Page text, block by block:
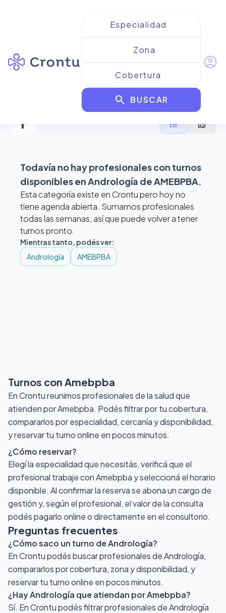
search BUSCAR
account_circle
Resultados paraAndrología
de AMEBPBA
filter_alt format_list_bulleted map
Todavía no hay profesionales con turnos
disponibles enAndrología de AMEBPBA.
Esta categoría existe en Crontu pero hoy no
tiene agenda abierta. Sumamos profesionales
todas las semanas, así que puede volver a tener
turnos pronto.
Mientras tanto, podés ver:
Andrología
AMEBPBA
Turnos con Amebpba
En Crontu reunimos profesionales de la salud que
atienden por Amebpba. Podés filtrar por tu cobertura,
compararlos por especialidad, cercanía y disponibilidad,
y reservar tu turno online en pocos minutos.
¿Cómo reservar?
Elegí la especialidad que necesitás, verificá que el
profesional trabaje con Amebpba y seleccioná el horario
disponible. Al confirmar la reserva se abona un cargo de
gestión y, según el profesional, el valor de la consulta
podés pagarlo online o directamente en el consultorio.
Preguntas frecuentes
¿Cómo saco un turno de Andrología?
En Crontu podés buscar profesionales de Andrología,
compararlos por cobertura, zona y disponibilidad, y
reservar tu turno online en pocos minutos.
¿Hay Andrología que atiendan por Amebpba?
Sí. En Crontu podés filtrar profesionales de Andrología